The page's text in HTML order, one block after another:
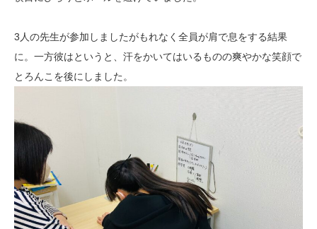
3人の先生が参加しましたがもれなく全員が肩で息をする結果
に。一方彼はというと、汗をかいてはいるものの爽やかな笑顔で
とろんこを後にしました。